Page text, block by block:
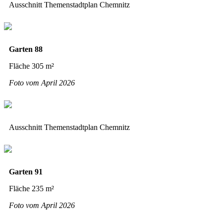
Ausschnitt Themenstadtplan Chemnitz
Garten 88
Fläche 305 m²
Foto vom April 2026
Ausschnitt Themenstadtplan Chemnitz
Garten 91
Fläche 235 m²
Foto vom April 2026